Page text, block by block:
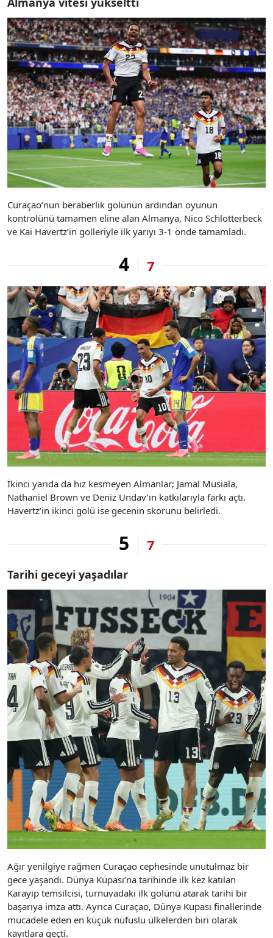
Curaçao’nun beraberlik golünün ardından oyunun
kontrolünü tamamen eline alan Almanya, Nico Schlotterbeck
ve Kai Havertz’in golleriyle ilk yarıyı 3-1 önde tamamladı.
4 7
İkinci yarıda da hız kesmeyen Almanlar; Jamal Musiala,
Nathaniel Brown ve Deniz Undav’ın katkılarıyla farkı açtı.
Havertz’in ikinci golü ise gecenin skorunu belirledi.
5 7
Tarihi geceyi yaşadılar
Ağır yenilgiye rağmen Curaçao cephesinde unutulmaz bir
gece yaşandı. Dünya Kupası’na tarihinde ilk kez katılan
Karayip temsilcisi, turnuvadaki ilk golünü atarak tarihi bir
başarıya imza attı. Ayrıca Curaçao, Dünya Kupası finallerinde
mücadele eden en küçük nüfuslu ülkelerden biri olarak
kayıtlara geçti.